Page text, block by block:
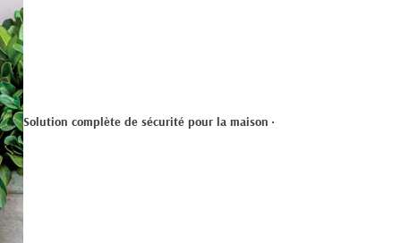
Solution complète de sécurité pour la maison •